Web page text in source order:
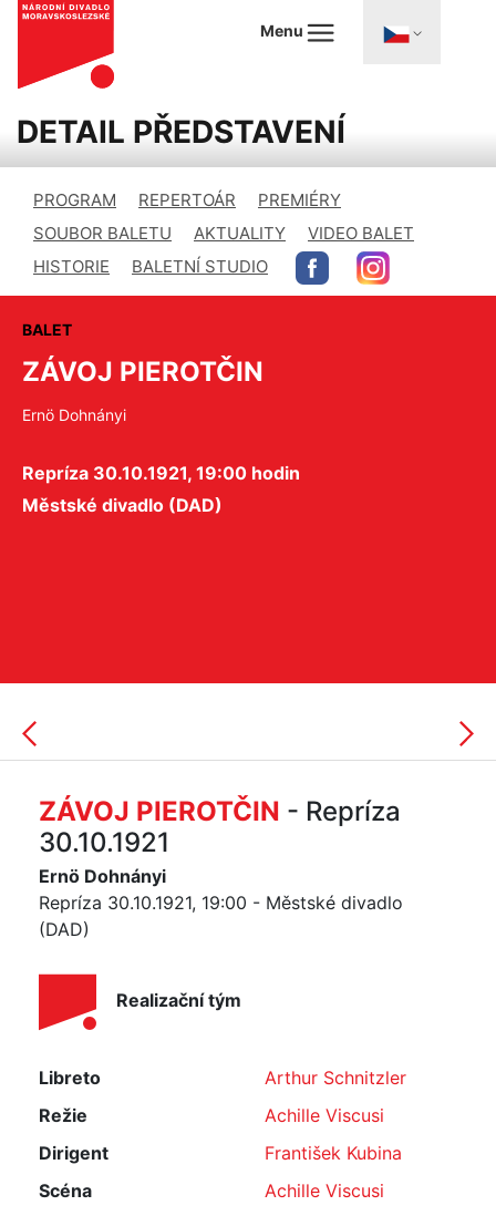
Menu
DETAIL PŘEDSTAVENÍ
PROGRAM REPERTOÁR
PREMIÉRY
SOUBOR BALETU
AKTUALITY
VIDEO BALET
HISTORIE
BALETNÍ STUDIO
BALET
ZÁVOJ PIEROTČIN
Ernö Dohnányi
Repríza 30.10.1921, 19:00 hodin
Městské divadlo (DAD)
ZÁVOJ PIEROTČIN - Repríza
30.10.1921
Ernö Dohnányi
Repríza 30.10.1921, 19:00 - Městské divadlo
(DAD)
Realizační tým
Libreto
Arthur Schnitzler
Režie
Achille Viscusi
Dirigent
František Kubina
Scéna
Achille Viscusi